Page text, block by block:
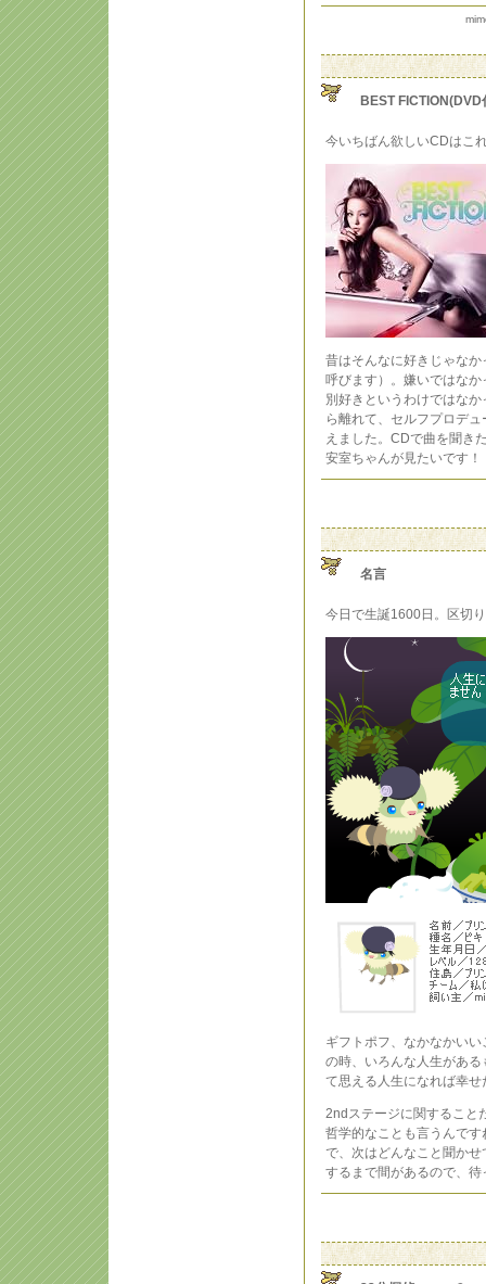
BEST FICTION(DVD
今いちばん欲しいCDはこ
昔はそんなに好きじゃな
呼びます）。嫌いではな
別好きというわけではな
ら離れて、セルフプロデ
えました。CDで曲を聞き
安室ちゃんが見たいです！
名言
今日で生誕1600日。区切
ギフトポフ、なかなかい
の時、いろんな人生があ
て思える人生になれば幸
2ndステージに関すること
哲学的なことも言うんで
で、次はどんなこと聞か
するまで間があるので、